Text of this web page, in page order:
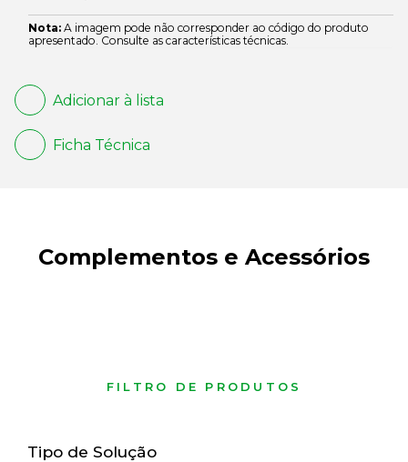
Nota: A imagem pode não corresponder ao código do produto
apresentado. Consulte as características técnicas.
Adicionar à lista
Ficha Técnica
Complementos e Acessórios
FILTRO DE PRODUTOS
Tipo de Solução